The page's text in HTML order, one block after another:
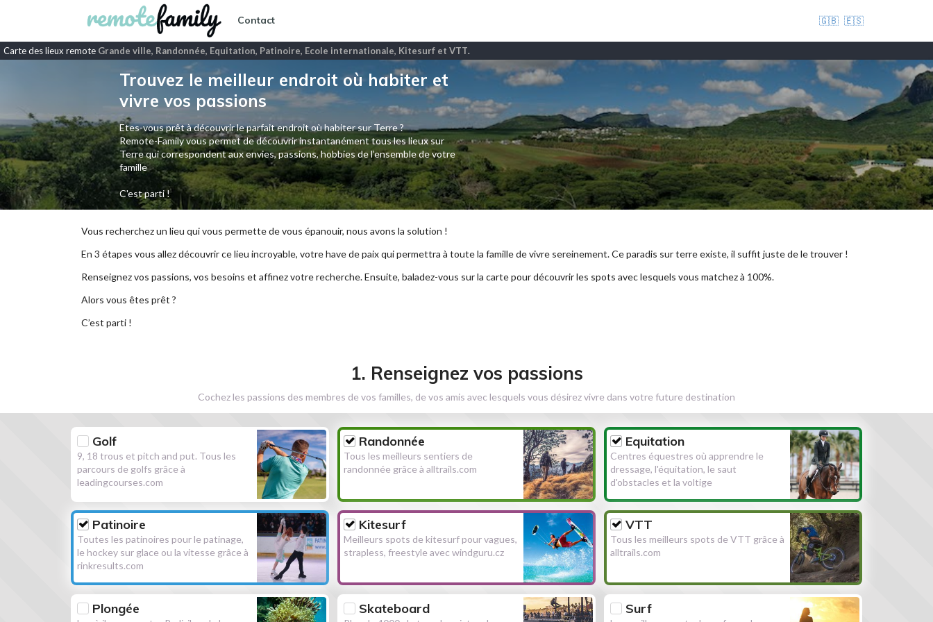
Contact 🇬🇧 🇪🇸
Carte des lieux remote Grande ville, Randonnée, Equitation, Patinoire, Ecole internationale, Kitesurf et VTT.
Trouvez le meilleur endroit où habiter et
vivre vos passions
Etes-vous prêt à découvrir le parfait endroit où habiter sur Terre ?
Remote-Family vous permet de découvrir instantanément tous les lieux sur
Terre qui correspondent aux envies, passions, hobbies de l’ensemble de votre
famille
C'est parti !
Vous recherchez un lieu qui vous permette de vous épanouir, nous avons la solution !
En 3 étapes vous allez découvrir ce lieu incroyable, votre have de paix qui permettra à toute la famille de vivre sereinement. Ce paradis sur terre existe, il suffit juste de le trouver !
Renseignez vos passions, vos besoins et affinez votre recherche. Ensuite, baladez-vous sur la carte pour découvrir les spots avec lesquels vous matchez à 100%.
Alors vous êtes prêt ?
C’est parti !
1. Renseignez vos passions
Cochez les passions des membres de vos familles, de vos amis avec lesquels vous désirez vivre dans votre future destination
Golf
9, 18 trous et pitch and put. Tous les
parcours de golfs grâce à
leadingcourses.com
Randonnée
Tous les meilleurs sentiers de
randonnée grâce à alltrails.com
Equitation
Centres équestres où apprendre le
dressage, l'équitation, le saut
d'obstacles et la voltige
Patinoire
Toutes les patinoires pour le patinage,
le hockey sur glace ou la vitesse grâce à
rinkresults.com
Kitesurf
Meilleurs spots de kitesurf pour vagues,
strapless, freestyle avec windguru.cz
VTT
Tous les meilleurs spots de VTT grâce à
alltrails.com
Plongée Skateboard Surf